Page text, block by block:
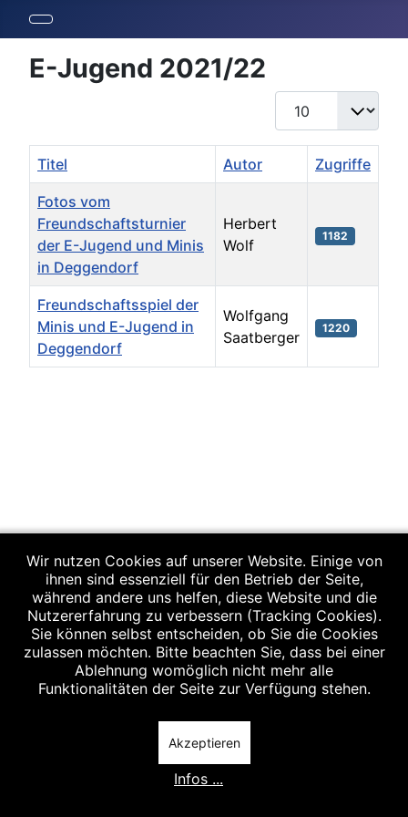
E-Jugend 2021/22
Anzeige #
Titel Autor Zugriffe
Fotos vom
Freundschaftsturnier
der E-Jugend und Minis
in Deggendorf
Herbert
Wolf
1182
Freundschaftsspiel der
Minis und E-Jugend in
Deggendorf
Wolfgang
Saatberger
1220
Wir nutzen Cookies auf unserer Website. Einige von
ihnen sind essenziell für den Betrieb der Seite,
während andere uns helfen, diese Website und die
Nutzererfahrung zu verbessern (Tracking Cookies).
Sie können selbst entscheiden, ob Sie die Cookies
zulassen möchten. Bitte beachten Sie, dass bei einer
Ablehnung womöglich nicht mehr alle
Funktionalitäten der Seite zur Verfügung stehen.
Akzeptieren
Infos ...